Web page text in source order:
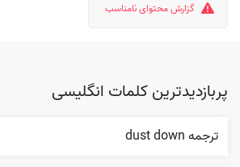
گزارش محتوای نامناسب
پربازدیدترین کلمات انگلیسی
ترجمه dust down